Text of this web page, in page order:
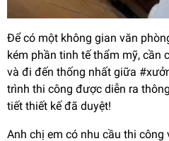
Để có một không gian văn
kém phần tinh tế thẩm mỹ, cần
và đi đến thống nhất giữa
trình thi công được diễn ra
tiết thiết kế đã duyệt!
Anh chị em có nhu cầu thi